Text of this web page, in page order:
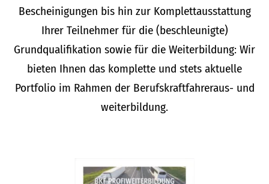
Bescheinigungen bis hin zur Komplettausstattung
Ihrer Teilnehmer für die (beschleunigte)
Grundqualifikation sowie für die Weiterbildung: Wir
bieten Ihnen das komplette und stets aktuelle
Portfolio im Rahmen der Berufskraftfahreraus- und
weiterbildung.